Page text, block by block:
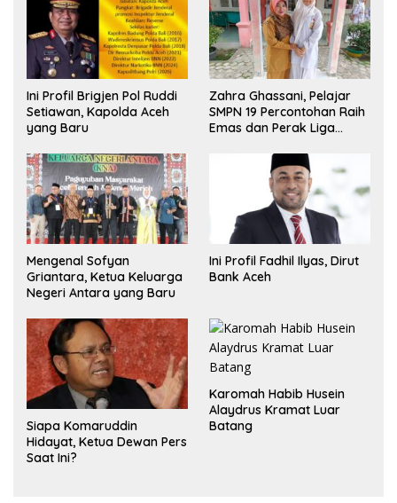
Ini Profil Brigjen Pol Ruddi
Setiawan, Kapolda Aceh
yang Baru
Zahra Ghassani, Pelajar
SMPN 19 Percontohan Raih
Emas dan Perak Liga
Mengenal Sofyan
Griantara, Ketua Keluarga
Negeri Antara yang Baru
Ini Profil Fadhil Ilyas, Dirut
Bank Aceh
Siapa Komaruddin
Hidayat, Ketua Dewan Pers
Saat Ini?
Karomah Habib Husein
Alaydrus Kramat Luar
Batang